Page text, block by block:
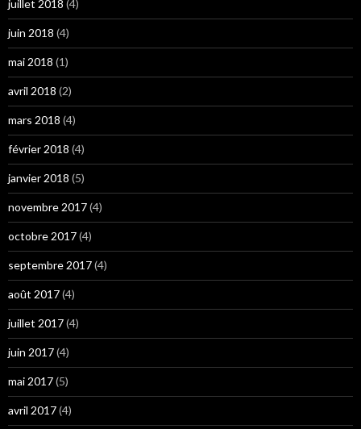
juillet 2018 (4)
juin 2018 (4)
mai 2018 (1)
avril 2018 (2)
mars 2018 (4)
février 2018 (4)
janvier 2018 (5)
novembre 2017(4)
octobre 2017(4)
septembre 2017(4)
août 2017(4)
juillet 2017(4)
juin 2017(4)
mai 2017(5)
avril 2017(4)